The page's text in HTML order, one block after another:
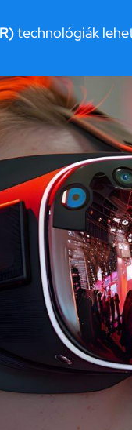
technológiák